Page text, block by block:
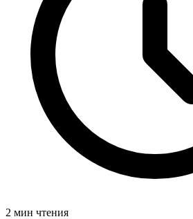
2 мин чтения